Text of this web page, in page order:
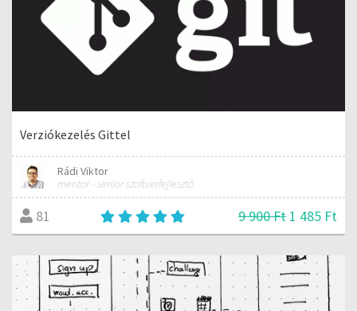
Verziókezelés Gittel
Rádi Viktor
mentor - senior szoftverfejlesztő
81 9 900 Ft 1 485 Ft